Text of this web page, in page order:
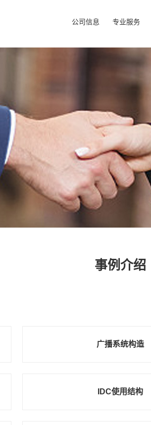
公司信息 专业服务
事例介绍
广播系统构造
IDC使用结构